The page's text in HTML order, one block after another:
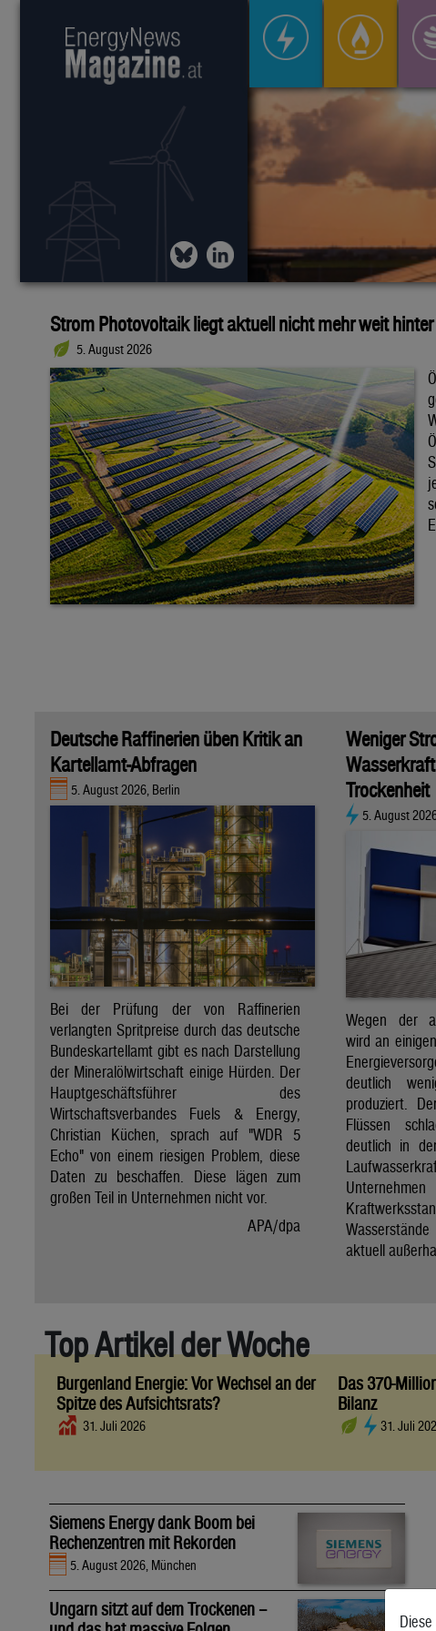
Strom Photovoltaik liegt aktuell nicht mehr weit
5. August 2026
Deutsche Raffinerien üben Kritik an
Kartellamt-Abfragen
5. August 2026, Berlin
Bei der Prüfung der von Raffinerien
verlangten Spritpreise durch das deutsche
Bundeskartellamt gibt es nach Darstellung
der Mineralölwirtschaft einige Hürden. Der
Hauptgeschäftsführer des
Wirtschaftsverbandes Fuels & Energy,
Christian Küchen, sprach auf "WDR 5
Echo" von einem riesigen Problem, diese
Daten zu beschaffen. Diese lägen zum
großen Teil in Unternehmen nicht vor.
APA/dpa
Weniger
Trockenheit
5. August
Wegen der
wird an
deutlich
produziert.
Flüssen
deutlich in
aktuell
Top Artikel der Woche
Burgenland Energie: Vor Wechsel an der
Spitze des Aufsichtsrats?
31. Juli 2026
Das 370-
Bilanz
31. Juli
Siemens Energy dank Boom bei
Rechenzentren mit Rekorden
5. August 2026, München
Ungarn sitzt auf dem Trockenen –